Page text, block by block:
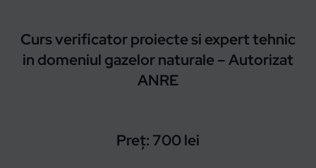
Curs verificator proiecte si expert tehnic
in domeniul gazelor naturale – Autorizat
ANRE
Preț: 700lei